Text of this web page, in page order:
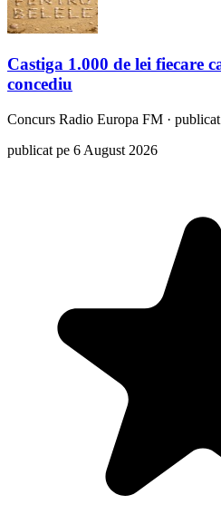
Castiga 1.000 de lei fiecare
concediu
Concurs Radio Europa FM ·
publicat pe 6 August 2026